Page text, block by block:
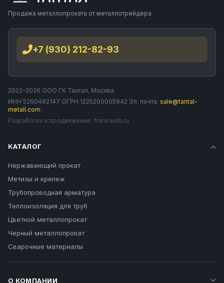
Продажа металлопроката от металлотрейдера
+7 (930) 212-82-93
2022–2026 ООО ГК Тантал, Москва
ИНН 5260482147 ОГРН 1225200005942 Эл. почта: sale@tantal-
metall.com
Разработка и продвижение: frankweb.ru
КАТАЛОГ
Нержавеющий прокат
Метизы и крепеж
Трубопроводная арматура
Теплоизоляция для труб
Цветной металлопрокат
Черный металлопрокат
Сварочные материалы
О КОМПАНИИ